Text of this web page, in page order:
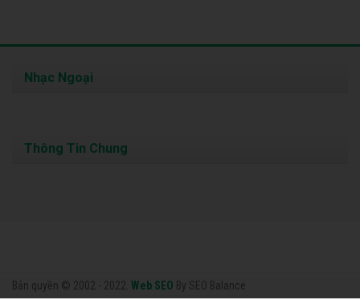
Bản quyền © 2002 - 2022. Web SEO By SEO Balance
Nhạc Ngoại
Thông Tin Chung